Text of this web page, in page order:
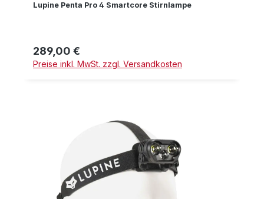
Lupine Penta Pro 4 Smartcore Stirnlampe
Regulärer Preis:
289,00 €
Preise inkl. MwSt. zzgl. Versandkosten